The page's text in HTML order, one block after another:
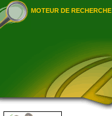
MOTEUR DE RECHERCHE